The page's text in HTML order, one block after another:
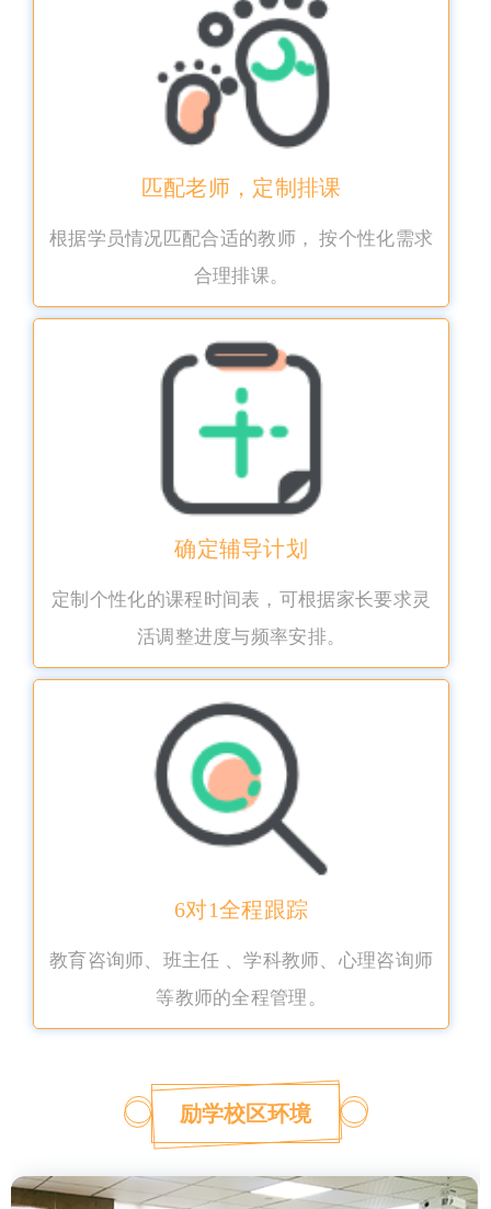
匹配老师，定制排课
根据学员情况匹配合适的教师， 按个性化需求
合理排课。
确定辅导计划
定制个性化的课程时间表，可根据家长要求灵
活调整进度与频率安排。
6对1全程跟踪
教育咨询师、班主任 、学科教师、心理咨询师
等教师的全程管理。
励学校区环境